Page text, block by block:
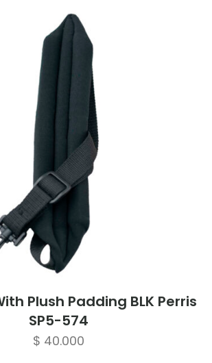
Plush Padding BLK Perris
SP5-574
$ 40.000